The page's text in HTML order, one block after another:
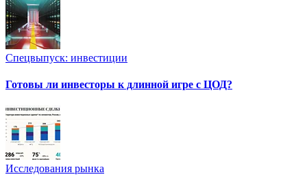
Спецвыпуск: инвестиции
Готовы ли инвесторы к длинной игре с ЦОД?
Исследования рынка